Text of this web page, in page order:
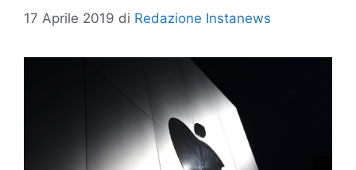
17 Aprile 2019 di Redazione Instanews